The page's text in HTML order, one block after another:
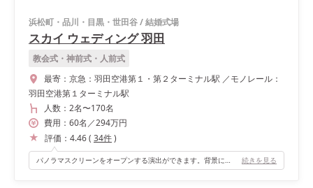
浜松町・品川・目黒・世田谷/結婚式場
スカイ ウェディング 羽田
教会式・神前式・人前式
最寄： 京急：羽田空港第１・第２ターミナル駅 ／モノレール：
羽田空港第１ターミナル駅
人数： 2名〜170名
費用： 60名 ／294万円
評価： 4.46( 34件)
パノラマスクリーンをオープンする演出ができます。背景に広がる滑走路、空港の風景が素晴らしいです！ 続きを見る